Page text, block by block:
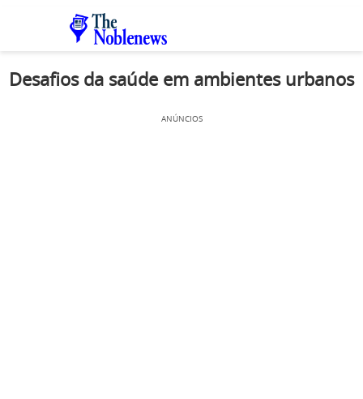
Desafios da saúde em ambientes urbanos
ANÚNCIOS